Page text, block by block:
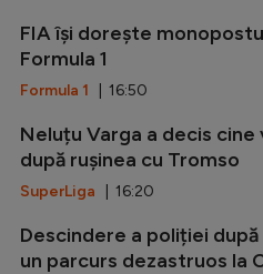
FIA își dorește
Formula 1
Formula 1 | 16:50
Neluțu Varga a decis cine
după rușinea cu Tromso
SuperLiga | 16:20
Descindere a poliției
un parcurs dezastruos la